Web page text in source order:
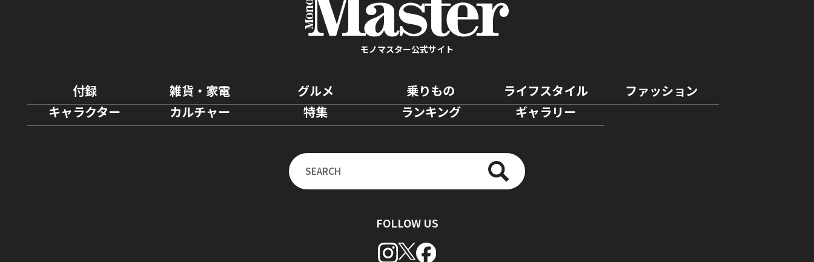
モノマスター公式サイト
付録 雑貨・家電 グルメ 乗りもの ライフスタイル
ファッション
キャラクター
カルチャー 特集 ランキング ギャラリー
FOLLOW US